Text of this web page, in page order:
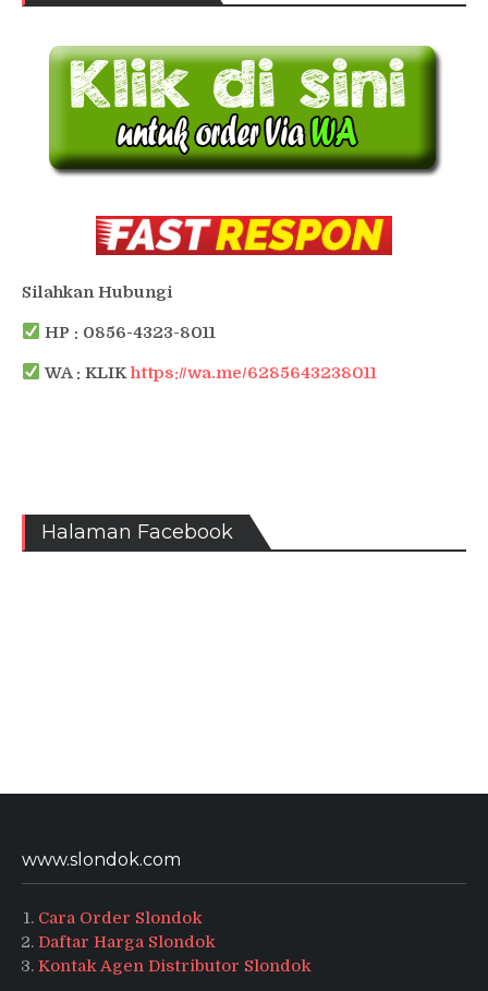
Silahkan Hubungi
HP : 0856-4323-8011
WA : KLIKhttps://wa.me/6285643238011
Halaman Facebook
www.slondok.com
Cara Order Slondok
Daftar Harga Slondok
Kontak Agen Distributor Slondok